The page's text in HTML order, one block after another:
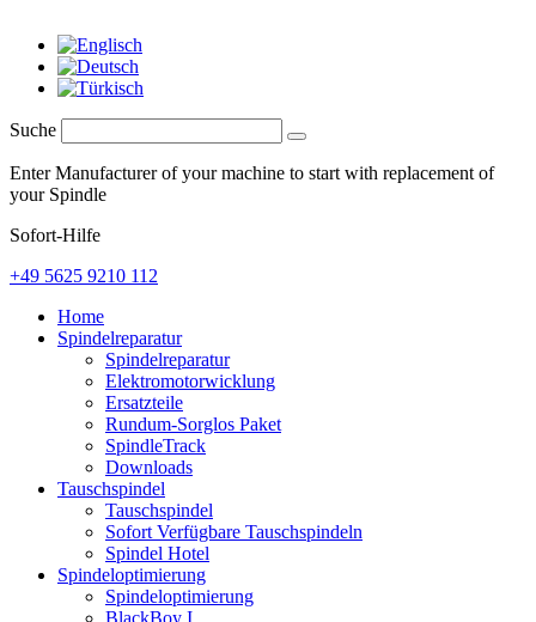
Suche
Enter Manufacturer of your machine to start with replacement of
your Spindle
Sofort-Hilfe
+49 5625 9210 112
Home
Spindelreparatur
Spindelreparatur
Elektromotorwicklung
Ersatzteile
Rundum-Sorglos Paket
SpindleTrack
Downloads
Tauschspindel
Tauschspindel
Sofort Verfügbare Tauschspindeln
Spindel Hotel
Spindeloptimierung
Spindeloptimierung